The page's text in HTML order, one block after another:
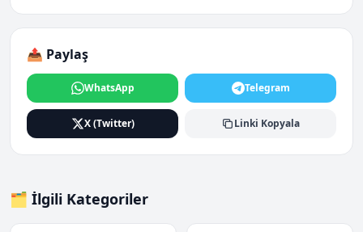
📤 Paylaş
WhatsApp Telegram
X (Twitter) Linki Kopyala
🗂️ İlgili Kategoriler